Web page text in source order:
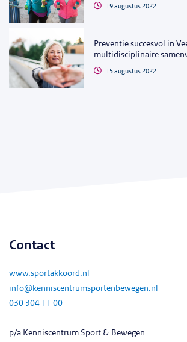
19 augustus 2022
Preventie succesvol in
multidisciplinaire
15 augustus 2022
Contact
www.sportakkoord.nl
info@kenniscentrumsportenbewegen.nl
030 304 11 00
p/a Kenniscentrum Sport & Bewegen